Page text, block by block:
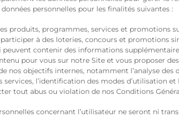
personnelles pour les finalités suivantes :
produits, programmes, services et promotions
à des loteries, concours et promotions
contenir des informations
pour vous sur notre Site et vous proposer
nos objectifs internes, notamment l’analyse
services, l’identification des modes d’utilisation
tout abus ou violation de nos Conditions
concernant l’utilisateur ne seront ni